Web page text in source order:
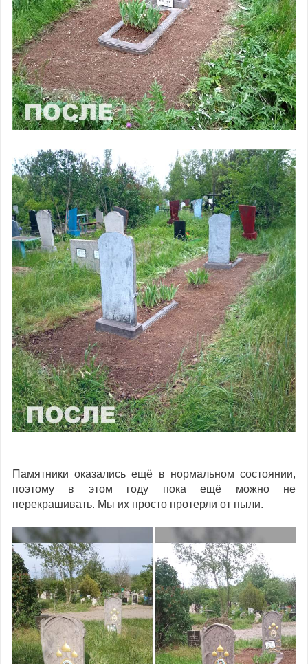
Памятники оказались ещё в нормальном состоянии,
поэтому в этом году пока ещё можно не
перекрашивать. Мы их просто протерли от пыли.